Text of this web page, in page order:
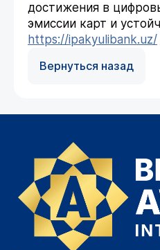
достижения в
эмиссии карт и
https://ipakyulibank.uz/
Вернуться назад